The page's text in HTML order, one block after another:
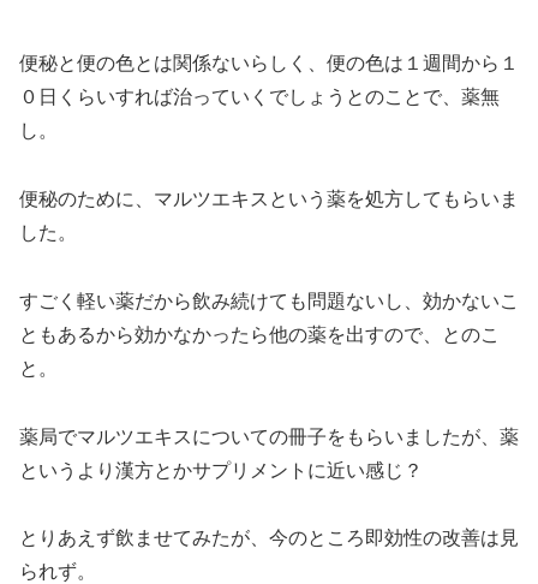
便秘と便の色とは関係ないらしく、便の色は１週間から１
０日くらいすれば治っていくでしょうとのことで、薬無
し。
便秘のために、マルツエキスという薬を処方してもらいま
した。
すごく軽い薬だから飲み続けても問題ないし、効かないこ
ともあるから効かなかったら他の薬を出すので、とのこ
と。
薬局でマルツエキスについての冊子をもらいましたが、薬
というより漢方とかサプリメントに近い感じ？
とりあえず飲ませてみたが、今のところ即効性の改善は見
られず。